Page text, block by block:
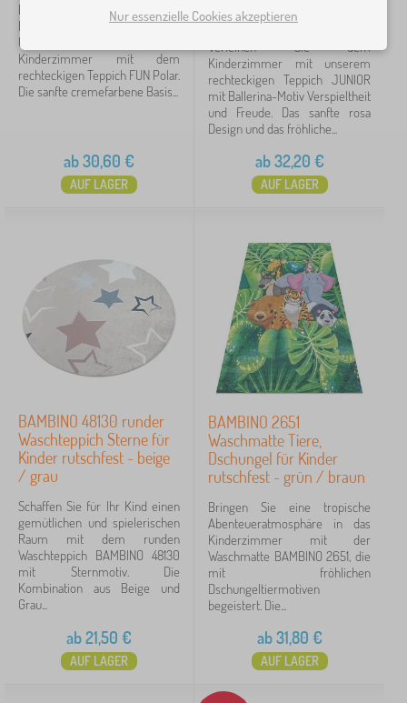
ADEKO®
4
mehr...
FILTERN
Bringen Sie die Atmosphäre der
Natur und der städtischen
Umgebung in das
Kinderzimmer mit dem
rechteckigen Teppich FUN Polar.
Die sanfte cremefarbene Basis...
ab30,60 €
AUF LAGER
rutschfest - rosa
Verleihen Sie dem
Kinderzimmer mit unserem
rechteckigen Teppich JUNIOR
mit Ballerina-Motiv Verspieltheit
und Freude. Das sanfte rosa
Design und das fröhliche...
ab32,20 €
AUF LAGER
BAMBINO 48130 runder
Waschteppich Sterne für
Kinder rutschfest - beige
/ grau
Schaffen Sie für Ihr Kind einen
gemütlichen und spielerischen
Raum mit dem runden
Waschteppich BAMBINO 48130
mit Sternmotiv. Die
Kombination aus Beige und
Grau...
ab21,50 €
AUF LAGER
BAMBINO 2651
Waschmatte Tiere,
Dschungel für Kinder
rutschfest - grün / braun
Bringen Sie eine tropische
Abenteueratmosphäre in das
Kinderzimmer mit der
Waschmatte BAMBINO 2651, die
mit fröhlichen
Dschungeltiermotiven
begeistert. Die...
ab31,80 €
AUF LAGER
Nur essenzielle Cookies akzeptieren